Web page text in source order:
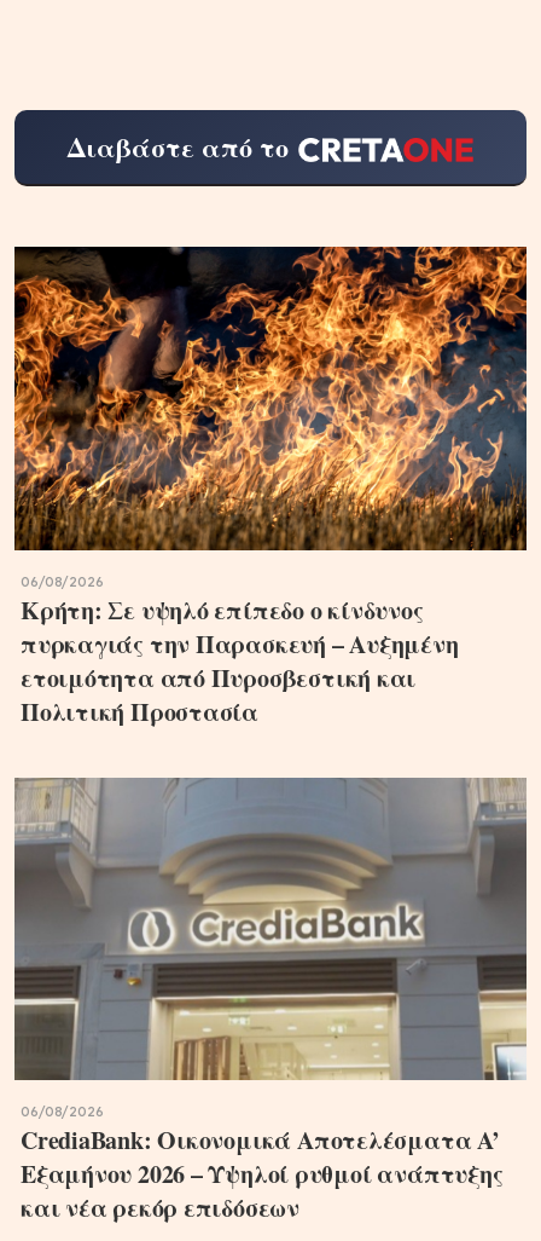
Διαβάστε από το
06/08/2026
Κρήτη: Σε υψηλό επίπεδο ο κίνδυνος
πυρκαγιάς την Παρασκευή – Αυξημένη
ετοιμότητα από Πυροσβεστική και
Πολιτική Προστασία
06/08/2026
CrediaBank: Οικονομικά Αποτελέσματα A’
Εξαμήνου 2026 – Υψηλοί ρυθμοί ανάπτυξης
και νέα ρεκόρ επιδόσεων